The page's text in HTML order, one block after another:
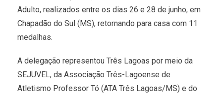
Adulto, realizados entre os dias 26 e 28 de junho, em
Chapadão do Sul (MS), retornando para casa com 11
medalhas.
A delegação representou Três Lagoas por meio da
SEJUVEL, da Associação Três-Lagoense de
Atletismo Professor Tó (ATA Três Lagoas/MS) e do